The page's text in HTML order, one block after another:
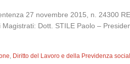
27 novembre 2015, n. 24300
Dott. STILE Paolo –
, Diritto del Lavoro e della Previdenza